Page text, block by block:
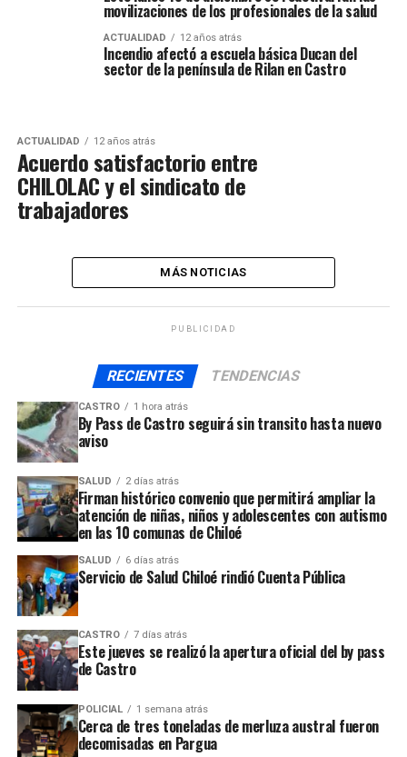
movilizaciones de los profesionales de la salud
ACTUALIDAD 12 años atrás
Incendio afectó a escuela básica Ducan del
sector de la península de Rilan en Castro
ACTUALIDAD 12 años atrás
Acuerdo satisfactorio entre
CHILOLAC y el sindicato de
trabajadores
MÁS NOTICIAS
PUBLICIDAD
RECIENTES TENDENCIAS
CASTRO 1 hora atrás
By Pass de Castro seguirá sin transito hasta nuevo
aviso
SALUD 2 días atrás
Firman histórico convenio que permitirá ampliar la
atención de niñas, niños y adolescentes con autismo
en las 10 comunas de Chiloé
SALUD 6 días atrás
Servicio de Salud Chiloé rindió Cuenta Pública
CASTRO 7 días atrás
Este jueves se realizó la apertura oficial del by pass
de Castro
POLICIAL 1 semana atrás
Cerca de tres toneladas de merluza austral fueron
decomisadas en Pargua